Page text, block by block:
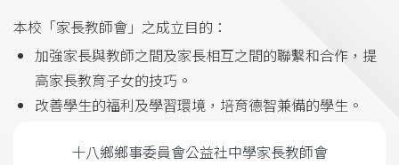
本校「家長教師會」之成立目的：
加強家長與教師之間及家長相互之間的聯繫和合作，提
高家長教育子女的技巧。
改善學生的福利及學習環境，培育德智兼備的學生。
十八鄉鄉事委員會公益社中學家長教師會